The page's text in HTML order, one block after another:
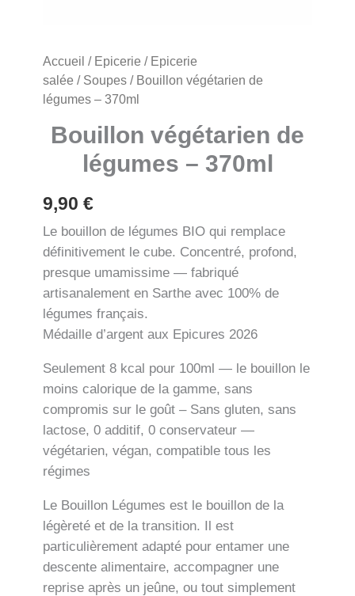
Accueil / Epicerie / Epicerie
salée / Soupes / Bouillon végétarien de
légumes – 370ml
Bouillon végétarien de
légumes – 370ml
9,90 €
Le bouillon de légumes BIO qui remplace
définitivement le cube. Concentré, profond,
presque umamissime — fabriqué
artisanalement en Sarthe avec 100% de
légumes français.
Médaille d’argent aux Epicures 2026
Seulement 8 kcal pour 100ml — le bouillon le
moins calorique de la gamme, sans
compromis sur le goût – Sans gluten, sans
lactose, 0 additif, 0 conservateur —
végétarien, végan, compatible tous les
régimes
Le Bouillon Légumes est le bouillon de la
légèreté et de la transition. Il est
particulièrement adapté pour entamer une
descente alimentaire, accompagner une
reprise après un jeûne, ou tout simplement